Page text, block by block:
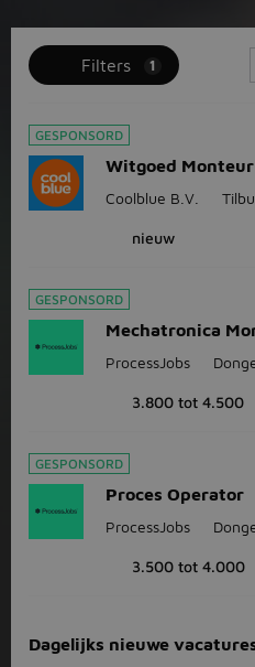
Filters 1
GESPONSORD
Witgoed
Coolblue B.V.
nieuw
GESPONSORD
Mechatronica
ProcessJobs
3.800 tot 4.500
GESPONSORD
Proces Operator
ProcessJobs
3.500 tot 4.000
Dagelijks nieuwe